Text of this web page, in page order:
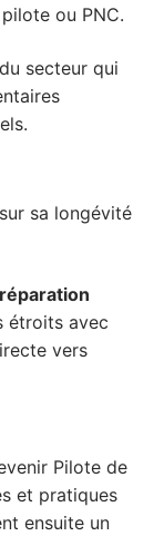
ou PNC.
secteur qui
sa longévité
étroits avec
vers
Pilote de
et pratiques
ensuite un